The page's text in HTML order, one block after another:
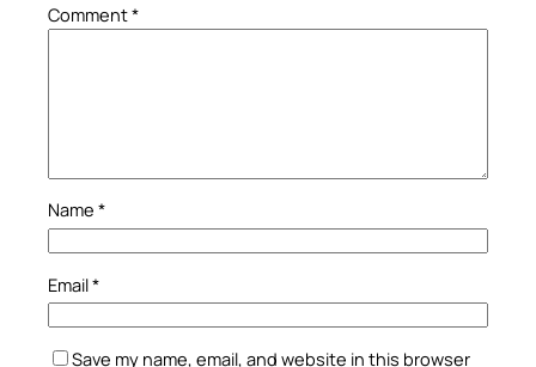
Comment*
Name *
Email*
Save my name, email, and website in this browser